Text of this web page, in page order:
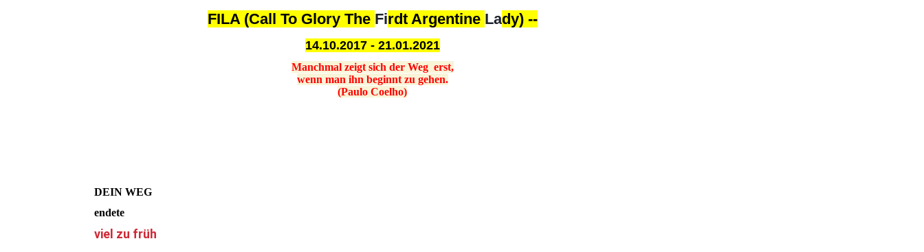
FILA (Call To Glory The Firdt Argentine Lady) --
14.10.2017 - 21.01.2021
Manchmal zeigt sich der Weg erst,
wenn man ihn beginnt zu gehen.
(Paulo Coelho)
DEIN WEG
endete
viel zu früh